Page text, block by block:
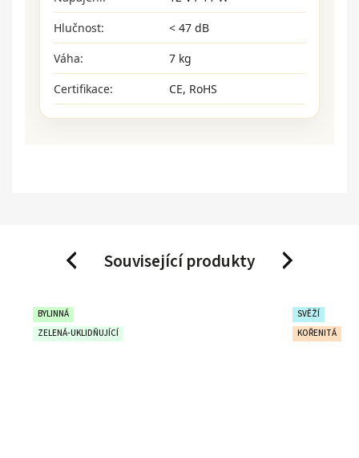
Hlučnost:
< 47 dB
Váha:
7 kg
Certifikace:
CE, RoHS
Související produkty
Previous
BYLINNÁ
ZELENÁ-UKLIDŇUJÍCÍ
SVĚŽÍ
KOŘENITÁ
Next